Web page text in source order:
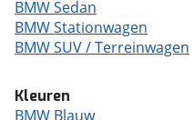
BMW Sedan
BMW Stationwagen
BMW SUV / Terreinwagen
Kleuren
BMW Blauw